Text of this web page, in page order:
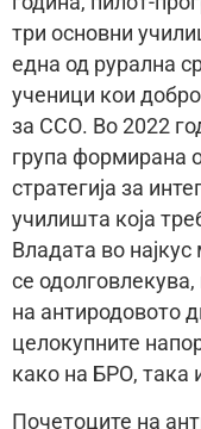
три основни
една од рурална
ученици кои
за ССО. Во 2022
група формирана
стратегија за
училишта која
Владата во
се
на антиродовото
целокупните
како на БРО, така
Почетоците на